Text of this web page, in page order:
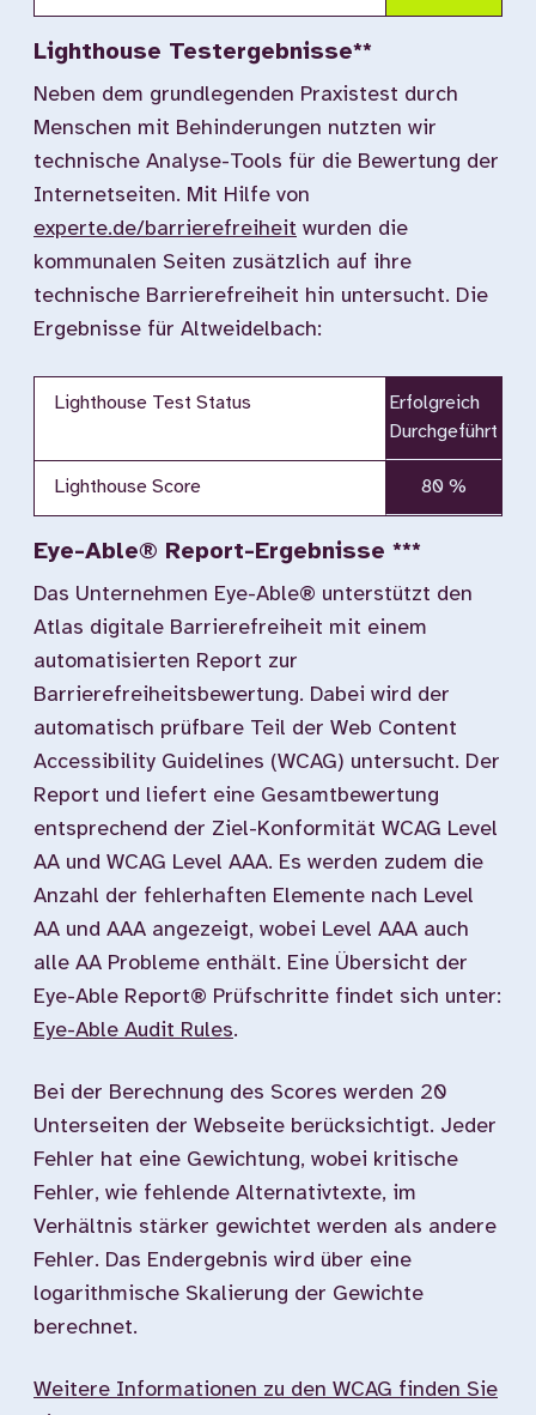
Lighthouse Testergebnisse**
Neben dem grundlegenden Praxistest durch
Menschen mit Behinderungen nutzten wir
technische Analyse-Tools für die Bewertung der
Internetseiten. Mit Hilfe von
experte.de/barrierefreiheit wurden die
kommunalen Seiten zusätzlich auf ihre
technische Barrierefreiheit hin untersucht. Die
Ergebnisse für Altweidelbach:
Lighthouse Test Status
Erfolgreich
Durchgeführt
Lighthouse Score 80 %
Eye-Able® Report-Ergebnisse ***
Das Unternehmen Eye-Able® unterstützt den
Atlas digitale Barrierefreiheit mit einem
automatisierten Report zur
Barrierefreiheitsbewertung. Dabei wird der
automatisch prüfbare Teil der Web Content
Accessibility Guidelines (WCAG) untersucht. Der
Report und liefert eine Gesamtbewertung
entsprechend der Ziel-Konformität WCAG Level
AA und WCAG Level AAA. Es werden zudem die
Anzahl der fehlerhaften Elemente nach Level
AA und AAA angezeigt, wobei Level AAA auch
alle AA Probleme enthält. Eine Übersicht der
Eye-Able Report® Prüfschritte findet sich unter:
Eye-Able Audit Rules.
Bei der Berechnung des Scores werden 20
Unterseiten der Webseite berücksichtigt. Jeder
Fehler hat eine Gewichtung, wobei kritische
Fehler, wie fehlende Alternativtexte, im
Verhältnis stärker gewichtet werden als andere
Fehler. Das Endergebnis wird über eine
logarithmische Skalierung der Gewichte
berechnet.
Weitere Informationen zu den WCAG finden Sie